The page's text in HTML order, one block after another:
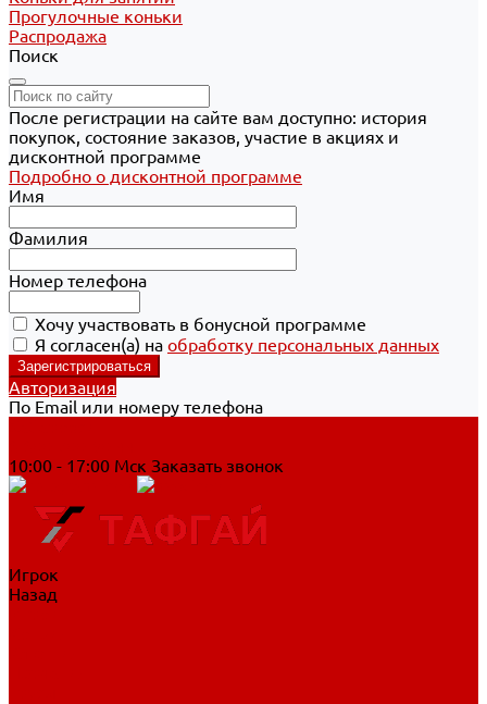
Прогулочные коньки
Распродажа
Поиск
После регистрации на сайте вам доступно: история
покупок, состояние заказов, участие в акциях и
дисконтной программе
Подробно о дисконтной программе
Имя
Фамилия
Номер телефона
Хочу участвовать в бонусной программе
Я согласен(а) на обработку персональных данных
Авторизация
По Email или номеру телефона
10:00 - 17:00 Мск Заказать звонок
Игрок
Назад